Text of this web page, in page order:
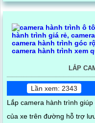
LẮP
Lần xem: 2343
Lắp camera hành trình
của xe trên đường hỗ trợ